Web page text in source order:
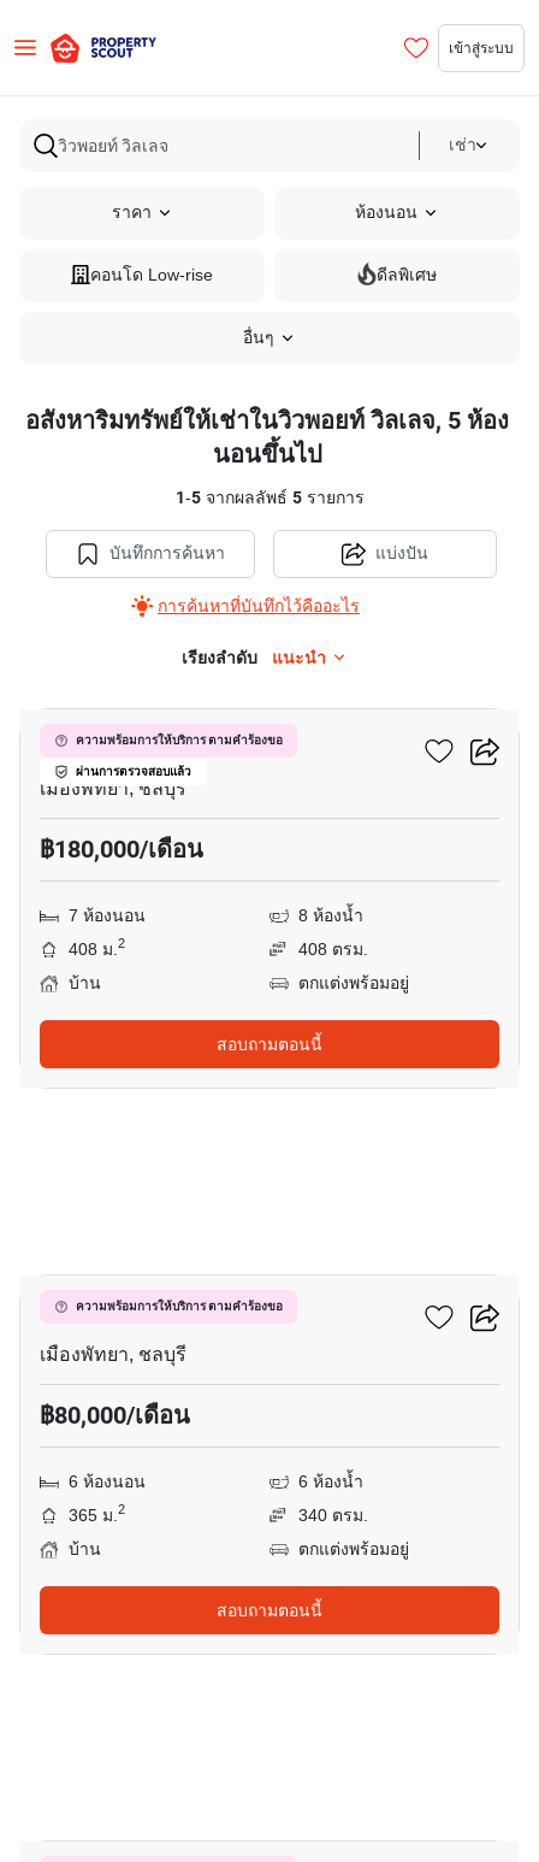
เข้าสู่ระบบ
เช่า
ราคา ห้องนอน
คอนโด Low-rise ดีลพิเศษ
อื่นๆ
อสังหาริมทรัพย์ให้เช่าในวิวพอยท์ วิลเลจ, 5 ห้อง
นอนขึ้นไป
1-5จากผลลัพธ์ 5รายการ
บันทึกการค้นหา
การค้นหาที่บันทึกไว้คืออะไร
แบ่งปัน
เรียงลำดับ แนะนำ
ความพร้อมการให้บริการ ตามคำร้องขอ
ผ่านการตรวจสอบแล้ว
วิวพอยท์ วิลเลจ
เมืองพัทยา, ชลบุรี
฿180,000/เดือน
7 ห้องนอน
8 ห้องน้ำ
408 ม.2
408 ตรม.
บ้าน
ตกแต่งพร้อมอยู่
สอบถามตอนนี้
ความพร้อมการให้บริการ ตามคำร้องขอ
วิวพอยท์ วิลเลจ
เมืองพัทยา, ชลบุรี
฿80,000/เดือน
6 ห้องนอน
6 ห้องน้ำ
365 ม.2
340 ตรม.
บ้าน
ตกแต่งพร้อมอยู่
สอบถามตอนนี้